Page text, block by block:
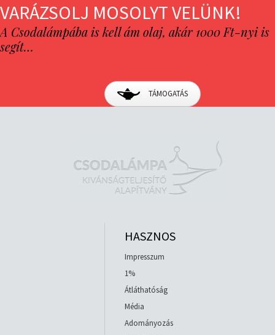
VARÁZSOLJ MOSOLYT VELÜNK!
A Csodalámpába is kell ám olaj, akár 1000 Ft-nyi is
segít…
TÁMOGATÁS
HASZNOS
Impresszum
1%
Átláthatóság
Média
Adományozás